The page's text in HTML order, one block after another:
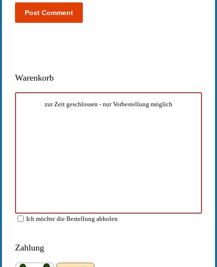
Warenkorb
zur Zeit geschlossen - nur Vorbestellung möglich
Ich möchte die Bestellung abholen
Zahlung